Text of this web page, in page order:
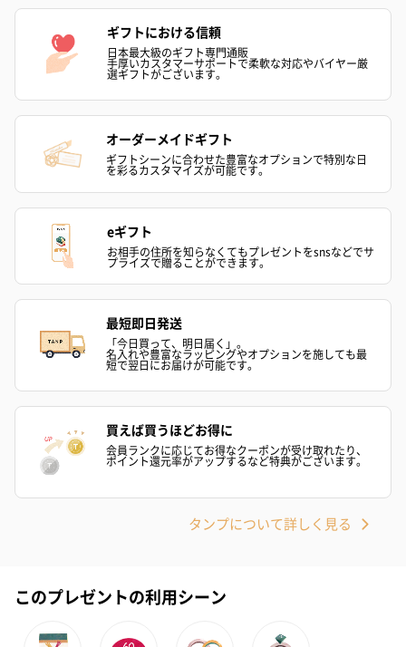
フラッグカプセル：イ
ンセンススティック
（END）（880円）
フラッグカプセル：イ
ンセンススティック
（St.OSMANTHUS）
（880円）
ショートイン
（880円）
お酒を同梱してお届けいたします。
プレミアムビール イネ
ディット（712円）
実楽山田錦 特別純米
ジョニ－ウ
ブラック１２
お酒にぴったりのおつまみ・サプリを同梱してお届けいたしま
ギフトにおける信頼
日本最大級のギフト専門通販
手厚いカスタマーサポートで柔軟な対応やバイヤー厳
選ギフトがございます。
オーダーメイドギフト
ギフトシーンに合わせた豊富なオプションで特別な日
を彩るカスタマイズが可能です。
eギフト
お相手の住所を知らなくてもプレゼントをsnsなどでサ
プライズで贈ることができます。
最短即日発送
「今日買って、明日届く」。
名入れや豊富なラッピングやオプションを施しても最
短で翌日にお届けが可能です。
買えば買うほどお得に
会員ランクに応じてお得なクーポンが受け取れたり、
ポイント還元率がアップするなど特典がございます。
タンプについて詳しく見る
このプレゼントの利用シーン